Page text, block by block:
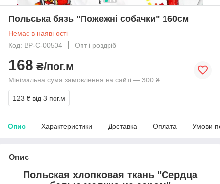
Польська бязь "Пожежні собачки" 160см
Немає в наявності
Код: BP-C-00504
Опт і роздріб
168 ₴/пог.м
Мінімальна сума замовлення на сайті — 300 ₴
123 ₴ від 3 пог.м
Опис Характеристики Доставка Оплата Умови
Опис
Польская хлопковая ткань "Сердца